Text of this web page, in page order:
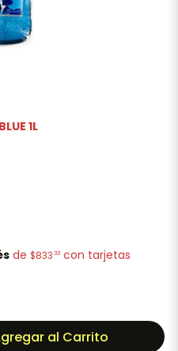
1L
de $833 33 con tarjetas
al Carrito